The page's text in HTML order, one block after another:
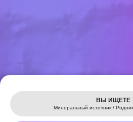
ВЫ ИЩЕТЕ
Минеральный источник / Родник